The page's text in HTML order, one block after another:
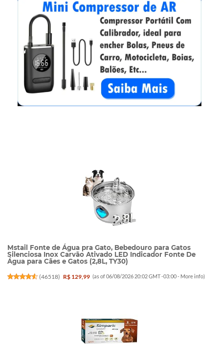
Mstail Fonte de Água pra Gato, Bebedouro para Gatos
Silenciosa Inox Carvão Ativado LED Indicador Fonte De
Água para Cães e Gatos (2,8L, TY30)
(46518) R$ 129,99 (as of 06/08/2026 20:02 GMT -03:00 - More info)